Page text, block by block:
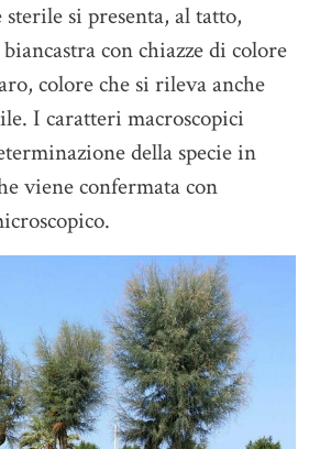
sterile si presenta, al tatto,
con chiazze di colore
colore che si rileva anche
I caratteri macroscopici
della specie in
viene confermata con